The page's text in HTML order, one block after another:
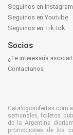
Seguinos en Instagram
Seguinos en Youtube
Seguinos en TikTok
Socios
¿Te interesaría
Contactanos
semanales, folletos
de la Argentina
promociones de los